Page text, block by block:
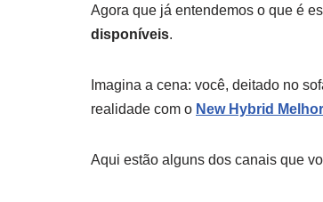
Agora que já entendemos o que é
disponíveis.
Imagina a cena: você, deitado no
realidade com o New Hybrid
Aqui estão alguns dos canais que